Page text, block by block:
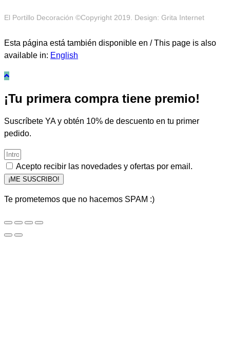
El Portillo Decoración ©Copyright 2019. Design: Grita Internet
Esta página está también disponible en / This page is also
available in: English
¡Tu primera compra tiene premio!
Suscríbete YA y obtén 10% de descuento en tu primer
pedido.
Acepto recibir las novedades y ofertas por email.
¡ME SUSCRIBO!
Te prometemos que no hacemos SPAM :)